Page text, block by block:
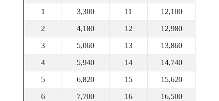
1 3,300 11 12,100
2 4,180 12 12,980
3 5,060 13 13,860
4 5,940 14 14,740
5 6,820 15 15,620
6 7,700 16 16,500